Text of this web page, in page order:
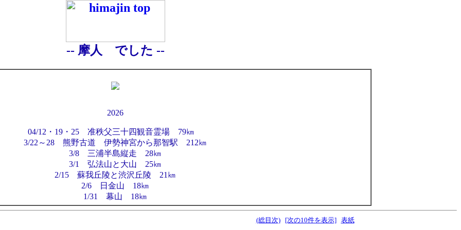
-- 摩人 でした --
2026
04/12・19・25 准秩父三十四観音霊場 79㎞
3/22～28 熊野古道 伊勢神宮から那智駅 212㎞
3/8 三浦半島縦走 28㎞
3/1 弘法山と大山 25㎞
2/15 蘇我丘陵と渋沢丘陵 21㎞
2/6 日金山 18㎞
1/31 幕山 18㎞
(総目次) [次の10件を表示] 表紙